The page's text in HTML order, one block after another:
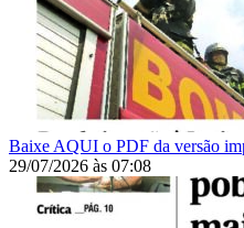
Baixe AQUI o PDF da versão
29/07/2026 às 07:08